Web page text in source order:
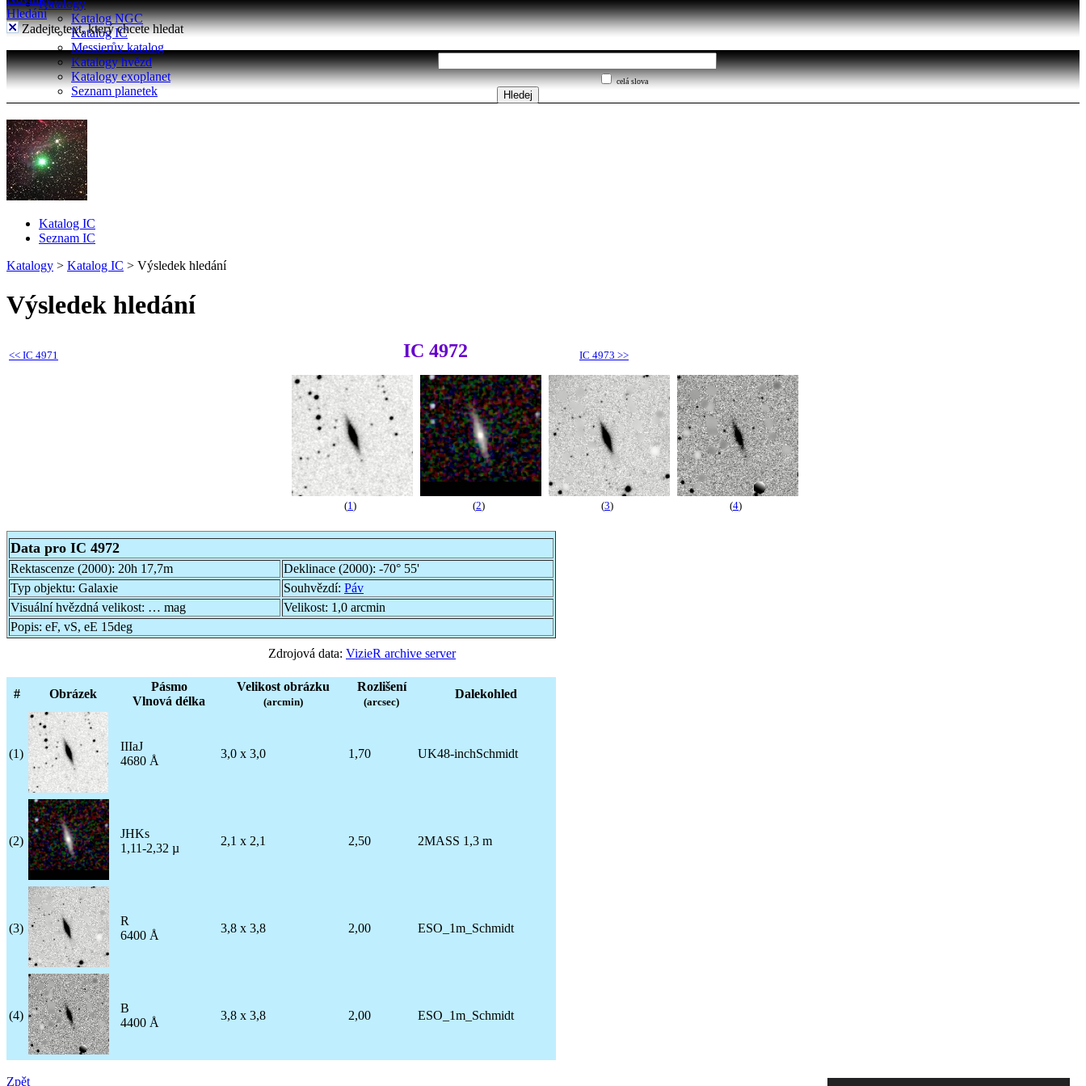
Katalogy
Katalog NGC
Katalog IC
Messierův katalog
Katalogy hvězd
Katalogy exoplanet
Seznam planetek
Hledání
Zadejte text, který chcete hledat
celá slova
Katalog IC
Seznam IC
Katalogy > Katalog IC > Výsledek hledání
Výsledek hledání
<< IC 4971 IC 4972 IC 4973 >>
(1 ) (2) (3) (4)
Data pro IC 4972
Rektascenze (2000): 20h 17,7m Deklinace (2000): -70° 55'
Typ objektu: Galaxie Souhvězdí: Páv
Visuální hvězdná velikost: … mag Velikost: 1,0 arcmin
Popis: eF, vS, eE 15deg
Zdrojová data: VizieR archive server
# Obrázek
Pásmo
Vlnová délka
Velikost obrázku
(arcmin)
Rozlišení
(arcsec)
Dalekohled
(1)
IIIaJ
4680 Å
3,0 x 3,0 1,70 UK48-inchSchmidt
(2)
JHKs
1,11-2,32 µ
2,1 x 2,1 2,50 2MASS 1,3 m
(3)
R
6400 Å
3,8 x 3,8 2,00 ESO_1m_Schmidt
(4)
B
4400 Å
3,8 x 3,8 2,00 ESO_1m_Schmidt
Zpět